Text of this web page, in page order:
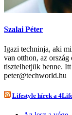
Szalai Péter
Igazi techninja, aki
van otthon, az
tisztelhetjük benne.
peter@techworld.hu
Lifestyle hírek a